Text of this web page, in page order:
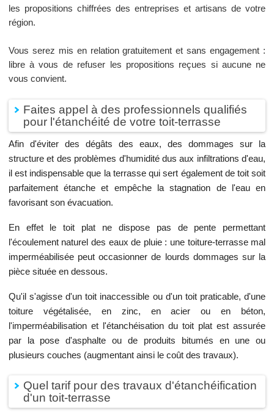
les propositions chiffrées des entreprises et artisans de votre
région.
Vous serez mis en relation gratuitement et sans engagement :
libre à vous de refuser les propositions reçues si aucune ne
vous convient.
Faites appel à des professionnels qualifiés
pour l'étanchéité de votre toit-terrasse
Afin d'éviter des dégâts des eaux, des dommages sur la
structure et des problèmes d'humidité dus aux infiltrations d'eau,
il est indispensable que la terrasse qui sert également de toit soit
parfaitement étanche et empêche la stagnation de l'eau en
favorisant son évacuation.
En effet le toit plat ne dispose pas de pente permettant
l'écoulement naturel des eaux de pluie : une toiture-terrasse mal
imperméabilisée peut occasionner de lourds dommages sur la
pièce située en dessous.
Qu'il s'agisse d'un toit inaccessible ou d'un toit praticable, d'une
toiture végétalisée, en zinc, en acier ou en béton,
l'imperméabilisation et l'étanchéisation du toit plat est assurée
par la pose d'asphalte ou de produits bitumés en une ou
plusieurs couches (augmentant ainsi le coût des travaux).
Quel tarif pour des travaux d'étanchéification
d'un toit-terrasse